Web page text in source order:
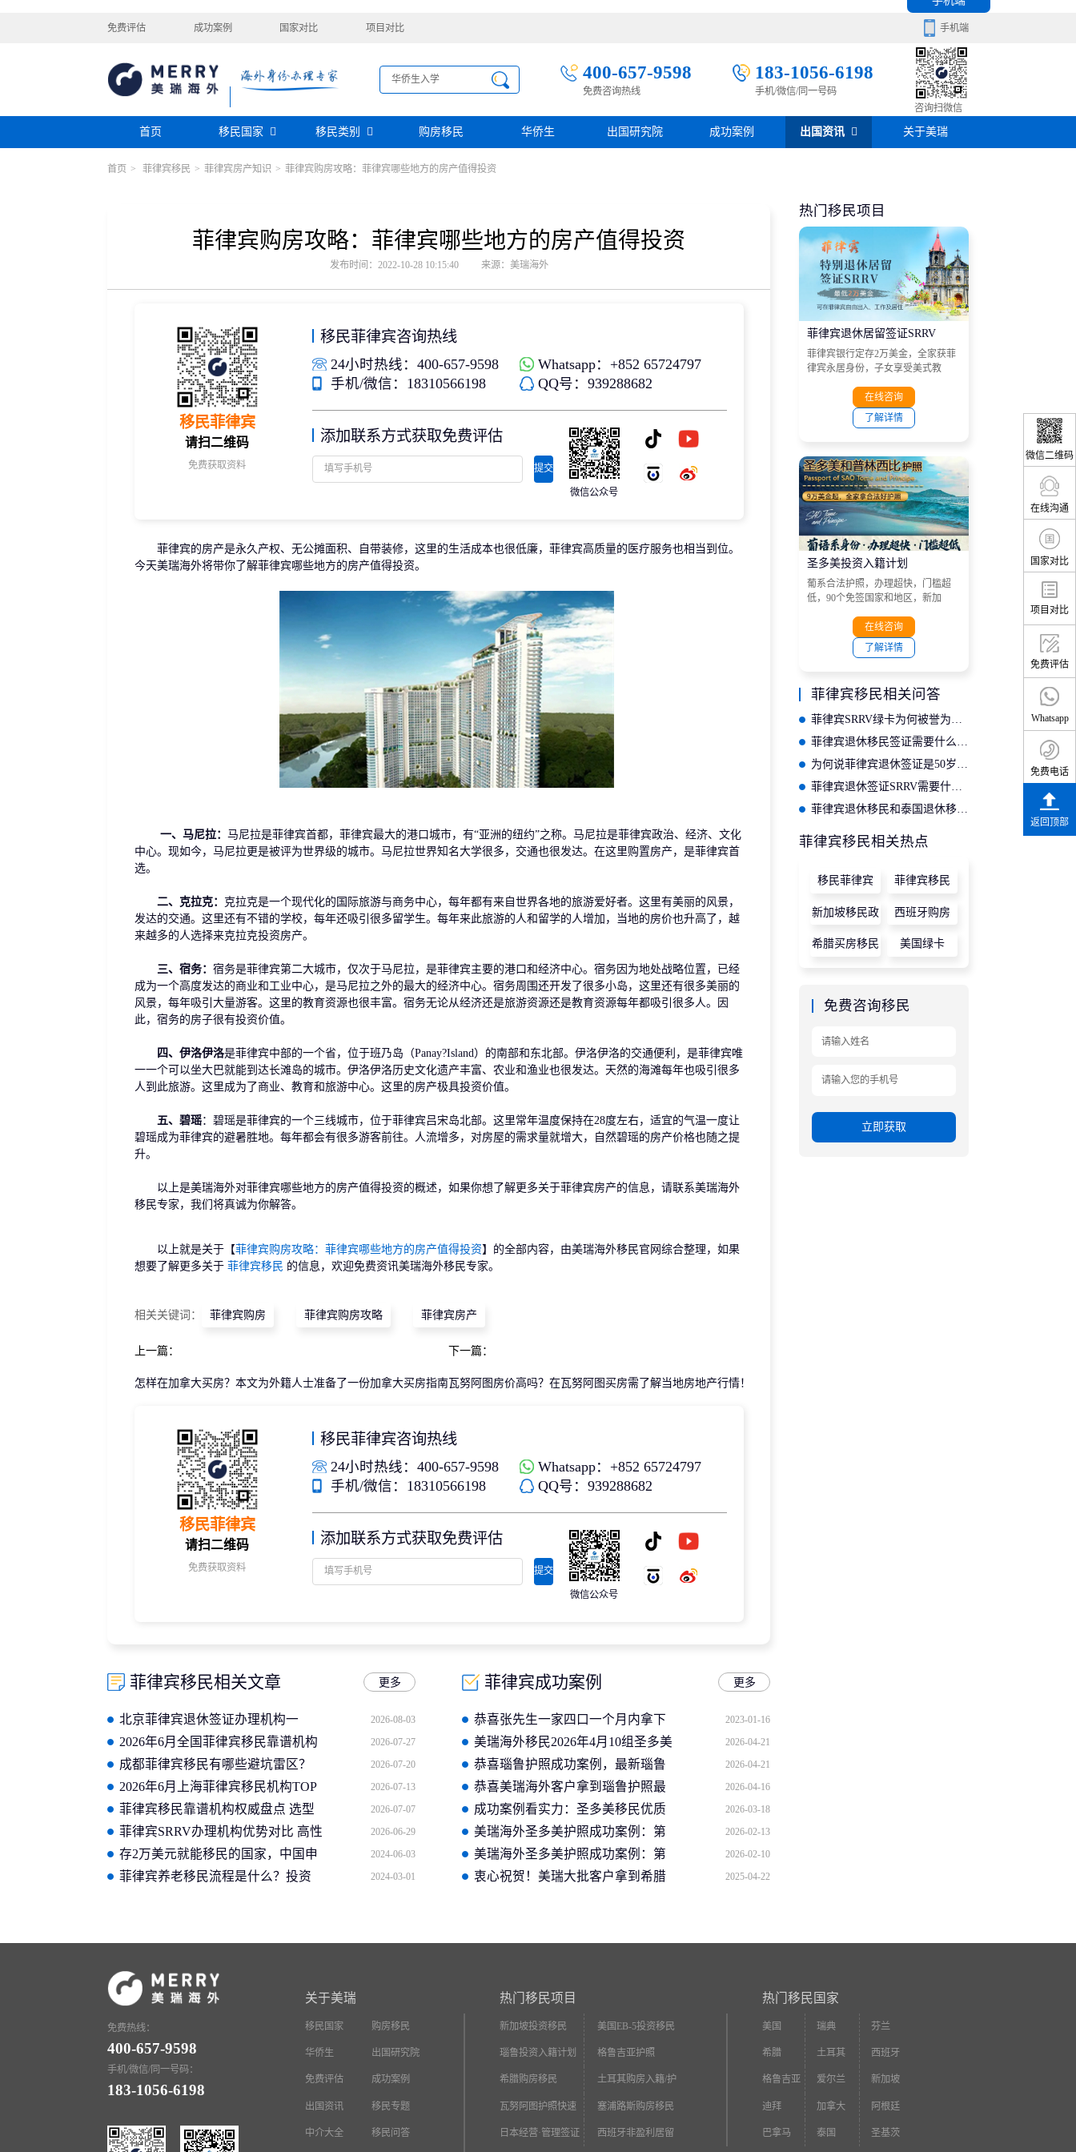
免费评估 成功案例 国家对比 项目对比 手机端
400-657-9598
免费咨询热线
183-1056-6198
手机/微信/同一号码
咨询扫微信
首页 移民国家
瑞典 芬兰 希腊 土耳其 西班牙
葡萄牙
黑山
塞浦路斯
澳大利亚 瑙鲁 瓦努阿图 斐济
新加坡 迪拜
中国香港
菲律宾
移民类别
购房移民
希腊购房移民
圣基茨投资购房护照
投资移民
新西兰投资移民
美国EB-5投资移民
塞浦路斯购房移民
护照移民
土耳其存款护照
瑙鲁投资入籍计划
格鲁吉亚护照
日本经营·管理签证
新加坡创业自雇EP
芬兰创业自雇移民
捐赠移民
葡萄牙捐赠移民
泰国精英签证
格鲁吉亚护照
圣基茨捐款护照
马耳他捐款投资护照
雇主担保
瑞典雇主担保移民
爱尔兰高管居留计划
土耳其存款护照
斐济存款退休移民
杰出人才
香港优才计划
美国EB1A杰出人才移民
澳洲186、187雇主担保移民
购房移民 华侨生 出国研究院 成功案例 出国资讯
移民百科
房产知识
移民问答
关于美瑞
首页 > 菲律宾移民 > 菲律宾房产知识 > 菲律宾购房攻略：菲律宾哪些地方的房产值得投资
菲律宾购房攻略：菲律宾哪些地方的房产值得投资
发布时间：2022-10-28 10:15:40 来源：美瑞海外
移民菲律宾
请扫二维码
免费获取资料
移民菲律宾咨询热线
24小时热线：400-657-9598
Whatsapp：+852 65724797
手机/微信：18310566198
QQ号：939288682
添加联系方式获取免费评估
提交
微信公众号
菲律宾的房产是永久产权、无公摊面积、自带装修，这里的生活成本也很低廉，菲律宾高质量的医疗服务也相当到位。
今天美瑞海外将带你了解菲律宾哪些地方的房产值得投资。
一、马尼拉： 马尼拉是菲律宾首都，菲律宾最大的港口城市，有“亚洲的纽约”之称。马尼拉是菲律宾政治、经济、文化
中心。现如今，马尼拉更是被评为世界级的城市。马尼拉世界知名大学很多，交通也很发达。在这里购置房产，是菲律宾首
选。
二、克拉克： 克拉克是一个现代化的国际旅游与商务中心，每年都有来自世界各地的旅游爱好者。这里有美丽的风景，
发达的交通。这里还有不错的学校，每年还吸引很多留学生。每年来此旅游的人和留学的人增加，当地的房价也升高了，越
来越多的人选择来克拉克投资房产。
三、宿务： 宿务是菲律宾第二大城市，仅次于马尼拉，是菲律宾主要的港口和经济中心。宿务因为地处战略位置，已经
成为一个高度发达的商业和工业中心，是马尼拉之外的最大的经济中心。宿务周围还开发了很多小岛，这里还有很多美丽的
风景，每年吸引大量游客。这里的教育资源也很丰富。宿务无论从经济还是旅游资源还是教育资源每年都吸引很多人。因
此，宿务的房子很有投资价值。
四、伊洛伊洛是菲律宾中部的一个省，位于班乃岛（Panay?Island）的南部和东北部。伊洛伊洛的交通便利，是菲律宾唯
一一个可以坐大巴就能到达长滩岛的城市。伊洛伊洛历史文化遗产丰富、农业和渔业也很发达。天然的海滩每年也吸引很多
人到此旅游。这里成为了商业、教育和旅游中心。这里的房产极具投资价值。
五、碧瑶：碧瑶是菲律宾的一个三线城市，位于菲律宾吕宋岛北部。这里常年温度保持在28度左右，适宜的气温一度让
碧瑶成为菲律宾的避暑胜地。每年都会有很多游客前往。人流增多，对房屋的需求量就增大，自然碧瑶的房产价格也随之提
升。
以上是美瑞海外对菲律宾哪些地方的房产值得投资的概述，如果你想了解更多关于菲律宾房产的信息，请联系美瑞海外
移民专家，我们将真诚为你解答。
以上就是关于【菲律宾购房攻略：菲律宾哪些地方的房产值得投资】的全部内容，由美瑞海外移民官网综合整理，如果
想要了解更多关于 菲律宾移民 的信息，欢迎免费资讯美瑞海外移民专家。
相关关键词： 菲律宾购房 菲律宾购房攻略 菲律宾房产
上一篇：
怎样在加拿大买房？本文为外籍人士准备了一份加拿大买房指南
下一篇：
瓦努阿图房价高吗？在瓦努阿图买房需了解当地房地产行情！
移民菲律宾
请扫二维码
免费获取资料
移民菲律宾咨询热线
24小时热线：400-657-9598
Whatsapp：+852 65724797
手机/微信：18310566198
QQ号：939288682
添加联系方式获取免费评估
提交
微信公众号
菲律宾移民相关文章 更多
北京菲律宾退休签证办理机构一
览，本地靠谱中介该如何选
2026-08-03
2026年6月全国菲律宾移民靠谱机构
榜单 选中介避坑认准美瑞海外专业
服务
2026-07-27
成都菲律宾移民有哪些避坑雷区？
TOP榜推荐美瑞海外本地资源优势
2026-07-20
2026年6月上海菲律宾移民机构TOP
榜 选机构避坑找谁？美瑞海外专业
标准
2026-07-13
菲律宾移民靠谱机构权威盘点 选型
避坑认准美瑞海外高获批率优势
2026-07-07
菲律宾SRRV办理机构优势对比 高性
价比之选大汇总
2026-06-29
存2万美元就能移民的国家，中国申
请人长常年霸榜！
2024-06-03
菲律宾养老移民流程是什么？投资
2024-03-01
菲律宾成功案例 更多
恭喜张先生一家四口一个月内拿下
菲律宾永居卡
2023-01-16
美瑞海外移民2026年4月10组圣多美
护照成功案例分享
2026-04-21
恭喜瑙鲁护照成功案例，最新瑙鲁
护照批准获批信
2026-04-21
恭喜美瑞海外客户拿到瑙鲁护照最
新获批信(2026年4月16日)
2026-04-16
成功案例看实力：圣多美移民优质
企业如何助客户快速拿证
2026-03-18
美瑞海外圣多美护照成功案例：第
二个中国人获批信官方截图
2026-02-13
美瑞海外圣多美护照成功案例：第
一个中国人获批信
2026-02-10
衷心祝贺！美瑞大批客户拿到希腊
2025-04-22
热门移民项目
菲律宾退休居留签证SRRV
菲律宾银行定存2万美金，全家获菲
律宾永居身份，子女享受美式教
在线咨询
了解详情
圣多美投资入籍计划
葡系合法护照，办理超快，门槛超
低，90个免签国家和地区，新加
马来西亚和非洲大部分国家等目的
在线咨询
了解详情
菲律宾移民相关问答
菲律宾退休签证SRRV需要什么条件？退休移民指南！
菲律宾退休移民和泰国退休移民哪个选择更好一些？
菲律宾移民相关热点
移民菲律宾 菲律宾移民
新加坡移民政
策
西班牙购房
希腊买房移民 美国绿卡
免费咨询移民
立即获取
微信二维码
在线沟通
国家对比
项目对比
免费评估
Whatsapp
免费电话
返回顶部
免费热线：
400-657-9598
手机/微信/同一号码：
183-1056-6198
关于美瑞
移民国家 购房移民
华侨生 出国研究院
免费评估 成功案例
出国资讯 移民专题
中介大全 移民问答
热门移民项目
新加坡投资移民 美国EB-5投资移民
瑙鲁投资入籍计划 格鲁吉亚护照
希腊购房移民 土耳其购房入籍/护
照
瓦努阿图护照快速
入籍
塞浦路斯购房移民
日本经营·管理签证 西班牙非盈利居留
热门移民国家
美国 瑞典 芬兰
希腊 土耳其 西班牙
格鲁吉亚 爱尔兰 新加坡
迪拜 加拿大 阿根廷
巴拿马 泰国 圣基茨